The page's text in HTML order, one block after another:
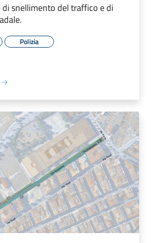
di snellimento del traffico e di
Polizia